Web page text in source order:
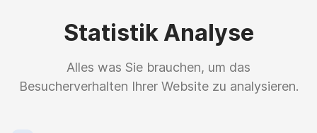
Statistik Analyse
Alles was Sie brauchen, um das
Besucherverhalten Ihrer Website zu analysieren.